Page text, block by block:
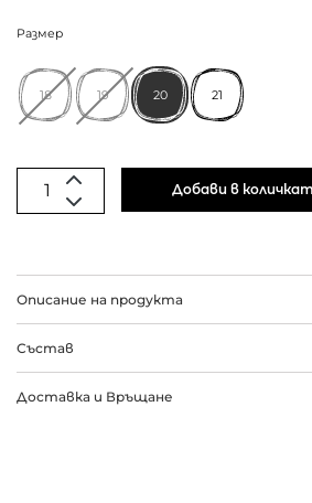
Размер
18 19 20 21
Добави в
Описание на продукта
Състав
Доставка и Връщане